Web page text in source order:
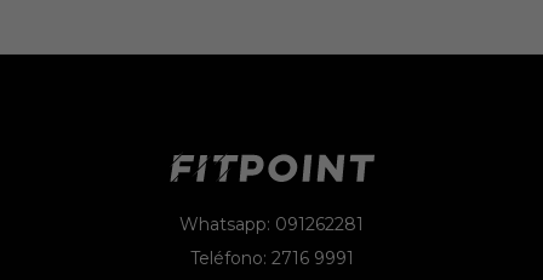
Whatsapp: 091262281
Teléfono: 2716 9991